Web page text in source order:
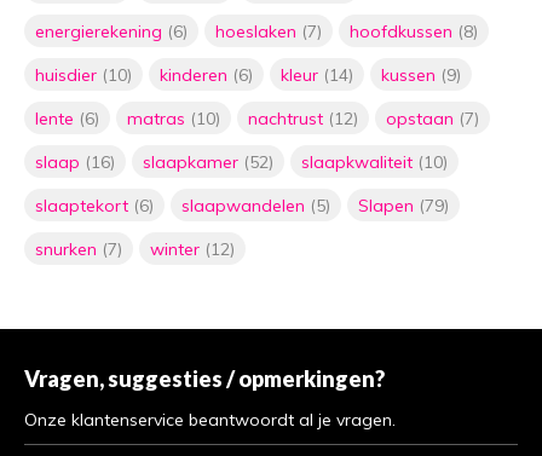
energierekening (6) hoeslaken (7) hoofdkussen (8)
huisdier (10) kinderen (6) kleur (14) kussen (9)
lente (6) matras (10) nachtrust (12) opstaan (7)
slaap (16) slaapkamer (52) slaapkwaliteit (10)
slaaptekort (6) slaapwandelen (5) Slapen (79)
snurken (7) winter (12)
Vragen, suggesties / opmerkingen?
Onze klantenservice beantwoordt al je vragen.